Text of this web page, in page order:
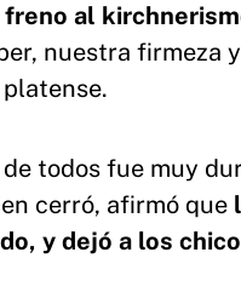
al
nuestra firmeza
todos fue muy
cerró, afirmó que
y dejó a los